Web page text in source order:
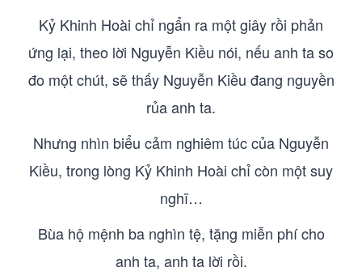
Kỷ Khinh Hoài chỉ ngẩn ra một giây rồi phản
ứng lại, theo lời Nguyễn Kiều nói, nếu anh ta so
đo một chút, sẽ thấy Nguyễn Kiều đang nguyền
rủa anh ta.
Nhưng nhìn biểu cảm nghiêm túc của Nguyễn
Kiều, trong lòng Kỷ Khinh Hoài chỉ còn một suy
nghĩ…
Bùa hộ mệnh ba nghìn tệ, tặng miễn phí cho
anh ta, anh ta lời rồi.